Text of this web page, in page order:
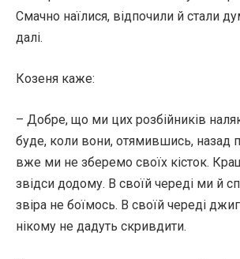
Смачно наїлися, відпочили й стали
далі.
Козеня каже:
– Добре, що ми цих розбійників
буде, коли вони, отямившись, назад
вже ми не зберемо своїх кісток.
звідси додому. В своїй череді ми й
звіра не боїмось. В своїй череді
нікому не дадуть скривдити.